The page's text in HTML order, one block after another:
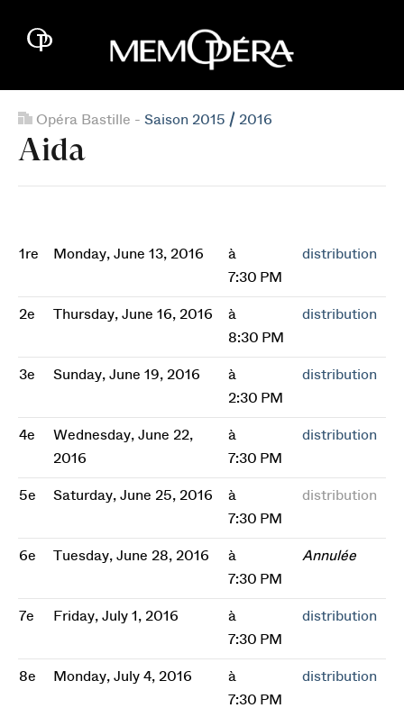
Opéra Bastille - Saison 2015 / 2016
Aida
1re Monday, June 13, 2016
à
7:30 PM
distribution
2e Thursday, June 16, 2016
à
8:30 PM
distribution
3e Sunday, June 19, 2016
à
2:30 PM
distribution
4e
Wednesday, June 22,
2016
à
7:30 PM
distribution
5e Saturday, June 25, 2016
à
7:30 PM
distribution
6e Tuesday, June 28, 2016
à
7:30 PM
Annulée
7e Friday, July 1, 2016
à
7:30 PM
distribution
8e Monday, July 4, 2016
à
7:30 PM
distribution